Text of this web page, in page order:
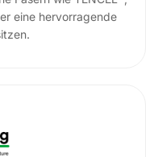
eine hervorragende